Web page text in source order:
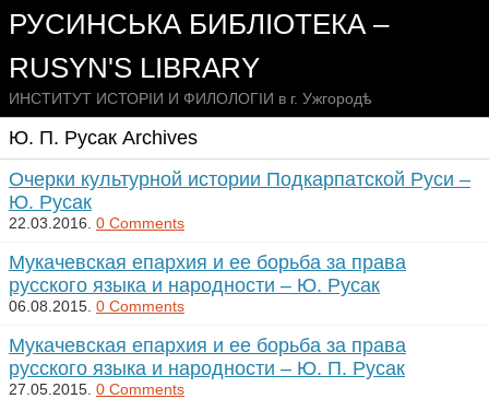
РУСИНСЬКА БИБЛІОТЕКА –
RUSYN'S LIBRARY
ИНСТИТУТ ИСТОРІИ И ФИЛОЛОГІИ в г. Ужгородѣ
Ю. П. Русак Archives
Очерки культурной истории Подкарпатской Руси –
Ю. Русак
22.03.2016. 0 Comments
Мукачевская епархия и ее борьба за права
русского языка и народности – Ю. Русак
06.08.2015. 0 Comments
Мукачевская епархия и ее борьба за права
русского языка и народности – Ю. П. Русак
27.05.2015. 0 Comments